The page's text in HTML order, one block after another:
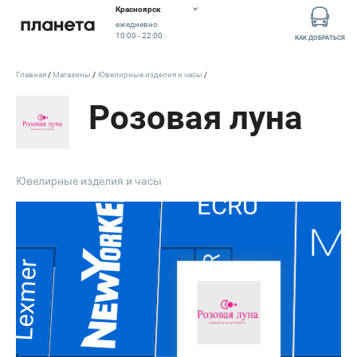
Красноярск
ежедневно
10:00 - 22:00
КАК ДОБРАТЬСЯ
Розовая луна
Ювелирные изделия и часы
Lexmer KANZLER
ECRU
Главная Магазины Ювелирные изделия и часы